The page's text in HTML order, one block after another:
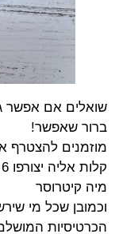
שואלים אם אפשר
ברור שאפשר!
מוזמנים להצטרף
מיה קיטרוסר
וכמובן שכל מי
הכרטיסיות